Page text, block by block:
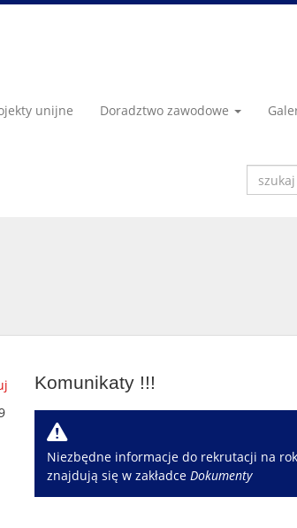
unijne Doradztwo zawodowe
Komunikaty !!!
W
Niezbędne informacje do rekrutacji na
znajdują się w zakładce Dokumenty